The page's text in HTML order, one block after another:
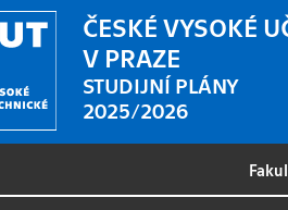
ČESKÉ VYSOKÉ
V PRAZE
STUDIJNÍ PLÁNY
2025/2026